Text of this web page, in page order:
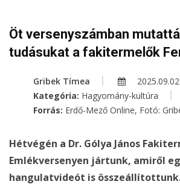
Öt versenyszámban
tudásukat a fakitermelők
Gribek Tímea
2025.09.02.
Kategória: Hagyomány-kultúra
Forrás: Erdő-Mező Online, Fotó:
Hétvégén a Dr. Gólya János
Emlékversenyen jártunk, amiről
hangulatvideót is